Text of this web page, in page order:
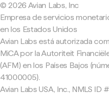
© 2026 Avian Labs, Inc
Empresa de servicios
en los Estados Unidos
Avian Labs está autorizada
MiCA por la Autoriteit
(AFM) en los Países Bajos
41000005).
Avian Labs USA, Inc., NMLS ID